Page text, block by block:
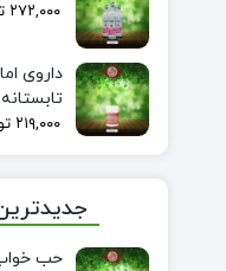
۲۷۲,۰۰۰
داروی
تابستانه
۲۱۹,۰۰۰
حب